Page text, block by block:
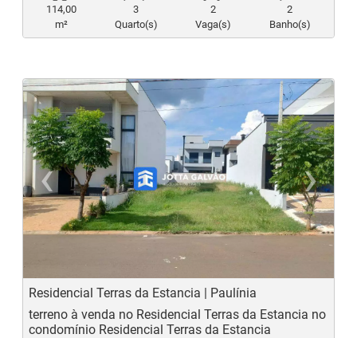
114,00
m²
3
Quarto(s)
2
Vaga(s)
2
Banho(s)
‹
Previous
›
Residencial Terras da Estancia | Paulínia
terreno à venda no Residencial Terras da Estancia no
condomínio Residencial Terras da Estancia